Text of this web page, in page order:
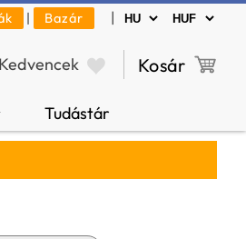
| Bazár |
Kedvencek Kosár
Tudástár